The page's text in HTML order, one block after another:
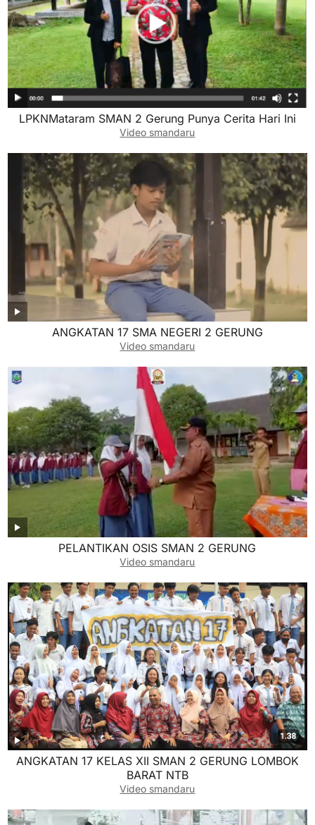
LPKNMataram SMAN 2 Gerung Punya Cerita Hari Ini
Video smandaru
ANGKATAN 17 SMA NEGERI 2 GERUNG
Video smandaru
PELANTIKAN OSIS SMAN 2 GERUNG
Video smandaru
ANGKATAN 17 KELAS XII SMAN 2 GERUNG LOMBOK
BARAT NTB
Video smandaru